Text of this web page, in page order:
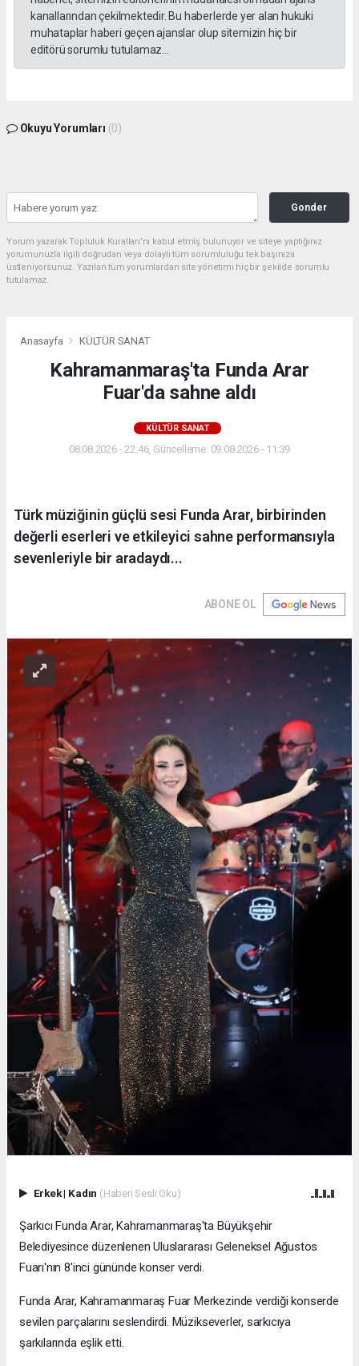
kanallarından çekilmektedir. Bu haberlerde yer alan hukuki
muhataplar haberi geçen ajanslar olup sitemizin hiç bir
editörü sorumlu tutulamaz...
Okuyu Yorumları (0)
Gonder
Yorum yazarak Topluluk Kuralları’nı kabul etmiş bulunuyor ve siteye yaptığınız
yorumunuzla ilgili doğrudan veya dolaylı tüm sorumluluğu tek başınıza
üstleniyorsunuz. Yazılan tüm yorumlardan site yönetimi hiçbir şekilde sorumlu
tutulamaz.
Anasayfa KÜLTÜR SANAT
Kahramanmaraş'ta Funda Arar
Fuar'da sahne aldı
KÜLTÜR SANAT
08.08.2026 - 22:46, Güncelleme: 09.08.2026 - 11:39
Türk müziğinin güçlü sesi Funda Arar, birbirinden
değerli eserleri ve etkileyici sahne performansıyla
sevenleriyle bir aradaydı...
ABONE OL
Erkek| Kadın (Haberi Sesli Oku)
Şarkıcı Funda Arar, Kahramanmaraş'ta Büyükşehir
Belediyesince düzenlenen Uluslararası Geleneksel Ağustos
Fuarı'nın 8'inci gününde konser verdi.
Funda Arar, Kahramanmaraş Fuar Merkezinde verdiği konserde
sevilen parçalarını seslendirdi. Müzikseverler, sarkıcıya
şarkılarında eşlik etti.